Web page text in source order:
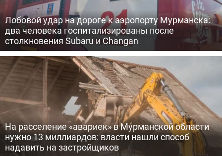
Лобовой удар на дороге к аэропорту Мурманска:
два человека госпитализированы после
столкновения Subaru и Changan
На расселение «авариек» в Мурманской области
нужно 13 миллиардов: власти нашли способ
надавить на застройщиков